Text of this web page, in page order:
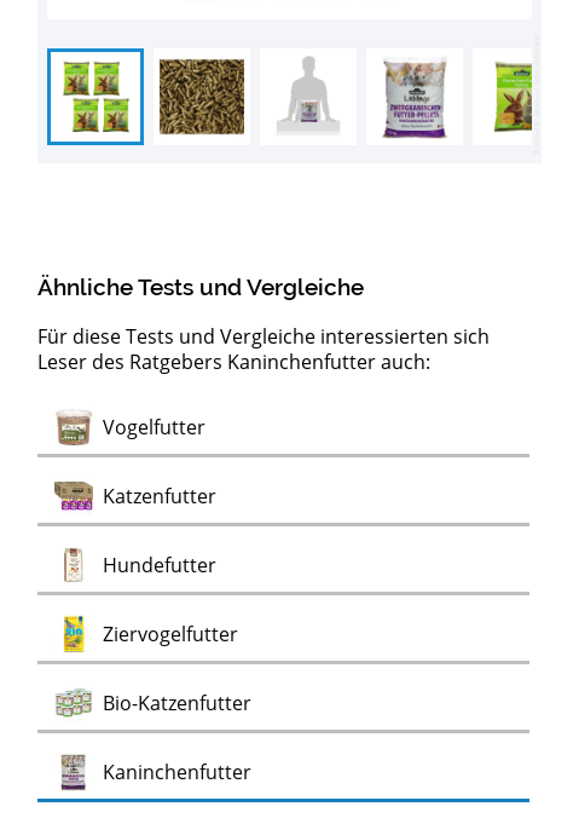
Ähnliche Tests und Vergleiche
Für diese Tests und Vergleiche interessierten sich
Leser des Ratgebers Kaninchenfutter auch:
VogelfutterTest
KatzenfutterTest
HundefutterTest
ZiervogelfutterTest
Bio-KatzenfutterTest
Bio Hundefutter
Mehlwürmer
Test
Lebende
MehlwürmerTest
MeisenknödelTest
KaninchenfutterTest